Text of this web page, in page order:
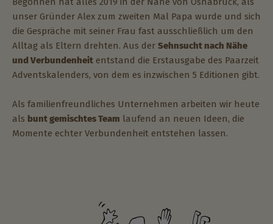
unser Gründer Alex zum zweiten Mal Papa wurde und sich
die Gespräche mit seiner Frau fast ausschließlich um den
Alltag als Eltern drehten. Aus der Sehnsucht nach Nähe
und Verbundenheit entstand die Erstausgabe des Paarzeit
Adventskalenders, von dem es inzwischen 5 Editionen gibt.
Als familienfreundliches Unternehmen arbeiten wir heute
als bunt gemischtes Team laufend an neuen Ideen, die
Momente echter Verbundenheit entstehen lassen.